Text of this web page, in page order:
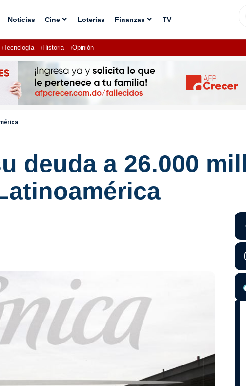
Noticias Cine Loterías Finanzas TV
Tecnología Historia Opinión
deuda a 26.000